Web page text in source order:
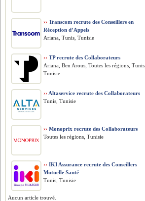
›› Transcom recrute des Conseillers en
Réception d’Appels
Ariana, Tunis, Tunisie
›› TP recrute des Collaborateurs
Ariana, Ben Arous, Toutes les régions, Tunis,
Tunisie
›› Altaservice recrute des Collaborateurs
Tunis, Tunisie
›› Monoprix recrute des Collaborateurs
Toutes les régions, Tunisie
›› IKI Assurance recrute des Conseillers
Mutuelle Santé
Tunis, Tunisie
Aucun article trouvé.